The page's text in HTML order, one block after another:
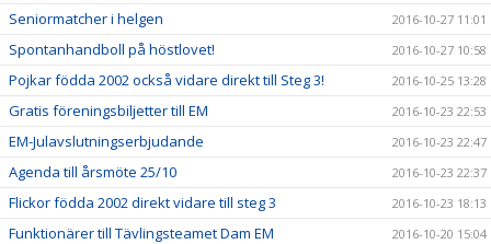
Seniormatcher i helgen 2016-10-27 11:01
Spontanhandboll på höstlovet! 2016-10-27 10:58
Pojkar födda 2002 också vidare direkt till Steg 3! 2016-10-25 13:28
Gratis föreningsbiljetter till EM 2016-10-23 22:53
EM-Julavslutningserbjudande 2016-10-23 22:47
Agenda till årsmöte 25/10 2016-10-23 22:37
Flickor födda 2002 direkt vidare till steg 3 2016-10-23 18:13
Funktionärer till Tävlingsteamet Dam EM 2016-10-20 15:04